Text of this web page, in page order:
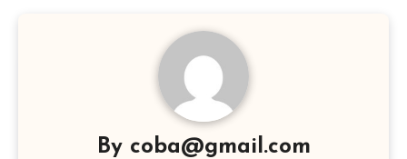
By coba@gmail.com